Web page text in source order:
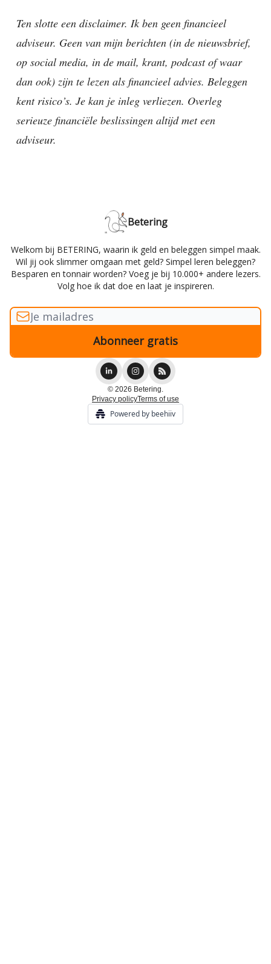
Ten slotte een disclaimer. Ik ben geen financieel
adviseur. Geen van mijn berichten (in de nieuwsbrief,
op social media, in de mail, krant, podcast of waar
dan ook) zijn te lezen als financieel advies. Beleggen
kent risico’s. Je kan je inleg verliezen. Overleg
serieuze financiële beslissingen altijd met een
adviseur.
Betering
Welkom bij BETERING, waarin ik geld en beleggen simpel maak.
Wil jij ook slimmer omgaan met geld? Simpel leren beleggen?
Besparen en tonnair worden? Voeg je bij 10.000+ andere lezers.
Volg hoe ik dat doe en laat je inspireren.
© 2026 Betering.
Privacy policyTerms of use
Powered by beehiiv